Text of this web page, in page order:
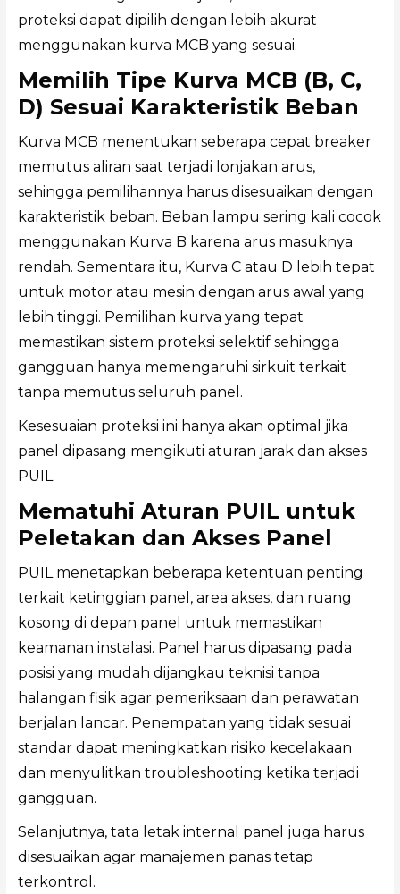
proteksi dapat dipilih dengan lebih akurat
menggunakan kurva MCB yang sesuai.
Memilih Tipe Kurva MCB (B, C,
D) Sesuai Karakteristik Beban
Kurva MCB menentukan seberapa cepat breaker
memutus aliran saat terjadi lonjakan arus,
sehingga pemilihannya harus disesuaikan dengan
karakteristik beban. Beban lampu sering kali cocok
menggunakan Kurva B karena arus masuknya
rendah. Sementara itu, Kurva C atau D lebih tepat
untuk motor atau mesin dengan arus awal yang
lebih tinggi. Pemilihan kurva yang tepat
memastikan sistem proteksi selektif sehingga
gangguan hanya memengaruhi sirkuit terkait
tanpa memutus seluruh panel.
Kesesuaian proteksi ini hanya akan optimal jika
panel dipasang mengikuti aturan jarak dan akses
PUIL.
Mematuhi Aturan PUIL untuk
Peletakan dan Akses Panel
PUIL menetapkan beberapa ketentuan penting
terkait ketinggian panel, area akses, dan ruang
kosong di depan panel untuk memastikan
keamanan instalasi. Panel harus dipasang pada
posisi yang mudah dijangkau teknisi tanpa
halangan fisik agar pemeriksaan dan perawatan
berjalan lancar. Penempatan yang tidak sesuai
standar dapat meningkatkan risiko kecelakaan
dan menyulitkan troubleshooting ketika terjadi
gangguan.
Selanjutnya, tata letak internal panel juga harus
disesuaikan agar manajemen panas tetap
terkontrol.